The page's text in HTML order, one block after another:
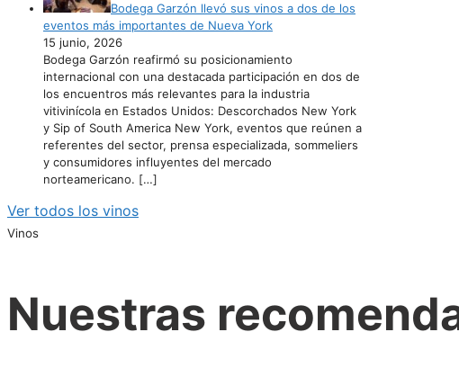
Bodega Garzón llevó sus vinos a dos de los
eventos más importantes de Nueva York
15 junio, 2026
Bodega Garzón reafirmó su posicionamiento
internacional con una destacada participación en dos de
los encuentros más relevantes para la industria
vitivinícola en Estados Unidos: Descorchados New York
y Sip of South America New York, eventos que reúnen a
referentes del sector, prensa especializada, sommeliers
y consumidores influyentes del mercado
norteamericano. […]
Ver todos los vinos
Vinos
Nuestras